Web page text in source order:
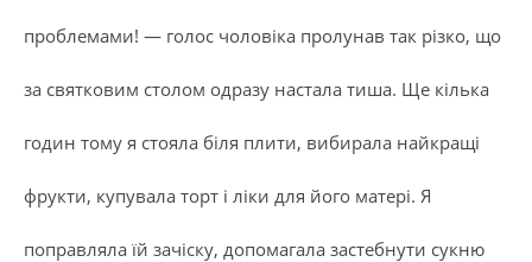
проблемами! — голос чоловіка пролунав так різко, що
за святковим столом одразу настала тиша. Ще кілька
годин тому я стояла біля плити, вибирала найкращі
фрукти, купувала торт і ліки для його матері. Я
поправляла їй зачіску, допомагала застебнути сукню